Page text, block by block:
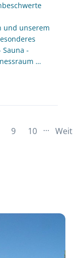
und unserem
-
…
9 10 …